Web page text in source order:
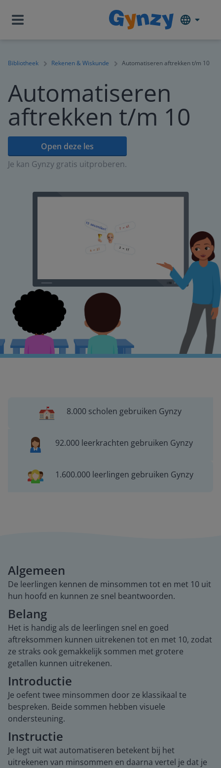
Bibliotheek Rekenen & Wiskunde Automatiseren aftrekken t/m 10
Automatiseren
aftrekken t/m 10
Open deze les
Je kan Gynzy gratis uitproberen.
8.000 scholen gebruiken Gynzy
92.000 leerkrachten gebruiken Gynzy
1.600.000 leerlingen gebruiken Gynzy
Algemeen
De leerlingen kennen de minsommen tot en met 10 uit
hun hoofd en kunnen ze snel beantwoorden.
Belang
Het is handig als de leerlingen snel en goed
aftreksommen kunnen uitrekenen tot en met 10, zodat
ze straks ook gemakkelijk sommen met grotere
getallen kunnen uitrekenen.
Introductie
Je oefent twee minsommen door ze klassikaal te
bespreken. Beide sommen hebben visuele
ondersteuning.
Instructie
Je legt uit wat automatiseren betekent bij het
uitrekenen van minsommen en daarna vertel je dat je